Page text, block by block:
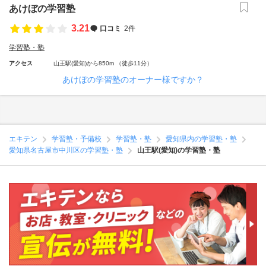
あけぼの学習塾
3.21
口コミ 2件
学習塾・塾
アクセス 山王駅(愛知)から850m （徒歩11分）
あけぼの学習塾のオーナー様ですか？
エキテン 学習塾・予備校 学習塾・塾
愛知県内の学習塾・塾
愛知県名古屋市中川区の学習塾・塾
山王駅(愛知)の学習塾・塾